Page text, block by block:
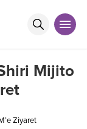
Mijito
Ziyaret